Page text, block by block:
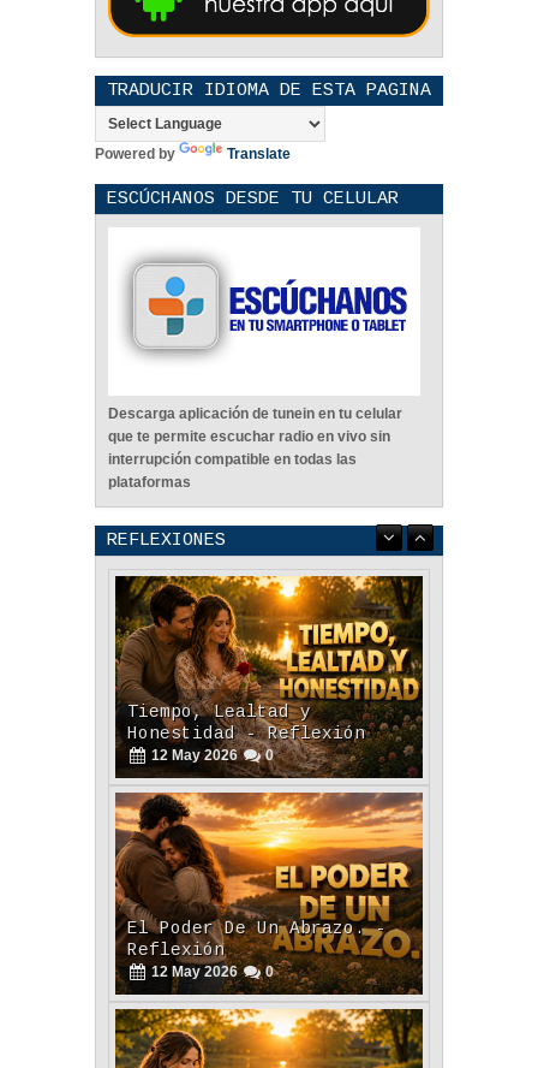
TRADUCIR IDIOMA DE ESTA PAGINA
ESCÚCHANOS DESDE TU CELULAR
Descarga aplicación de tunein en tu celular
que te permite escuchar radio en vivo sin
interrupción compatible en todas las
REFLEXIONES
Tiempo, Lealtad y
Honestidad - Reflexión
12 May 2026 0
El Poder De Un Abrazo. -
Reflexión
12 May 2026 0